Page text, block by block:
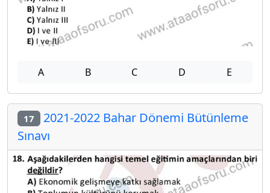
A B C D E
17 2021-2022 Bahar Dönemi Bütünleme
Sınavı